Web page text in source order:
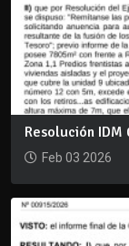
Resolución
Feb 03 2026